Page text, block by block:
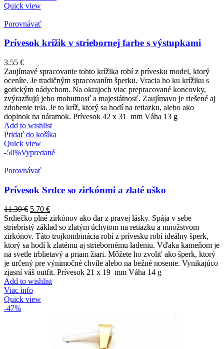
Quick view
Porovnávať
Prívesok krížik v striebornej farbe s výstupkami
3.55 €
Zaujímavé spracovanie tohto krížika robí z prívesku model, ktorý
oceníte. Je tradičným spracovaním šperku. Vracia ho ku krížiku s
gotickým nádychom. Na okrajoch viac prepracované koncovky,
zvýrazňujú jeho mohutnosť a majestátnosť. Zaujímavo je riešené aj
zdobenie tela. Je to kríž, ktorý sa hodí na retiazku, alebo ako
doplnok na náramok. Prívesok 42 x 31 mm Váha 13 g
Add to wishlist
Pridať do košíka
Quick view
-50%Vypredané
Porovnávať
Prívesok Srdce so zirkónmi a zlaté uško
11.39€ 5.70 €
Srdiečko plné zirkónov ako dar z pravej lásky. Spája v sebe
striebristý základ so zlatým úchytom na retiazku a množstvom
zirkónov. Táto trojkombinácia robí z prívesku robí ideálny šperk,
ktorý sa hodí k zlatému aj striebornému ladeniu. Vďaka kameňom je
na svetle trblietavý a priam žiari. Môžete ho zvoliť ako šperk, ktorý
je určený pre výnimočné chvíle alebo na bežné nosenie. Vynikajúco
zjasní váš outfit. Prívesok 21 x 19 mm Váha 14 g
Add to wishlist
Viac info
Quick view
-47%